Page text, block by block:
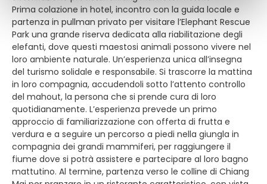
Prima colazione in hotel, incontro con la guida locale e
partenza in pullman privato per visitare l’Elephant Rescue
Park una grande riserva dedicata alla riabilitazione degli
elefanti, dove questi maestosi animali possono vivere nel
loro ambiente naturale. Un’esperienza unica all’insegna
del turismo solidale e responsabile. Si trascorre la mattina
in loro compagnia, accudendoli sotto l’attento controllo
del mahout, la persona che si prende cura di loro
quotidianamente. L’esperienza prevede un primo
approccio di familiarizzazione con offerta di frutta e
verdura e a seguire un percorso a piedi nella giungla in
compagnia dei grandi mammiferi, per raggiungere il
fiume dove si potrà assistere e partecipare al loro bagno
mattutino. Al termine, partenza verso le colline di Chiang